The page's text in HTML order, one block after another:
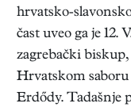
hrvatsko-
čast uveo ga je
zagrebački
Hrvatskom
Erdődy. Tadašnje